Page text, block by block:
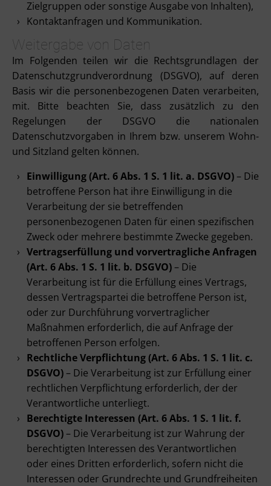
Zielgruppen oder sonstige Ausgabe von Inhalten),
Kontaktanfragen und Kommunikation.
Weitergabe von Daten
Im Folgenden teilen wir die Rechtsgrundlagen der
Datenschutzgrundverordnung (DSGVO), auf deren
Basis wir die personenbezogenen Daten verarbeiten,
mit. Bitte beachten Sie, dass zusätzlich zu den
Regelungen der DSGVO die nationalen
Datenschutzvorgaben in Ihrem bzw. unserem Wohn-
und Sitzland gelten können.
Einwilligung (Art. 6 Abs. 1 S. 1 lit. a. DSGVO)– Die
betroffene Person hat ihre Einwilligung in die
Verarbeitung der sie betreffenden
personenbezogenen Daten für einen spezifischen
Zweck oder mehrere bestimmte Zwecke gegeben.
Vertragserfüllung und vorvertragliche Anfragen
(Art. 6 Abs. 1 S. 1 lit. b. DSGVO)– Die
Verarbeitung ist für die Erfüllung eines Vertrags,
dessen Vertragspartei die betroffene Person ist,
oder zur Durchführung vorvertraglicher
Maßnahmen erforderlich, die auf Anfrage der
betroffenen Person erfolgen.
Rechtliche Verpflichtung (Art. 6 Abs. 1 S. 1 lit. c.
DSGVO)– Die Verarbeitung ist zur Erfüllung einer
rechtlichen Verpflichtung erforderlich, der der
Verantwortliche unterliegt.
Berechtigte Interessen (Art. 6 Abs. 1 S. 1 lit. f.
DSGVO)– Die Verarbeitung ist zur Wahrung der
berechtigten Interessen des Verantwortlichen
oder eines Dritten erforderlich, sofern nicht die
Interessen oder Grundrechte und Grundfreiheiten